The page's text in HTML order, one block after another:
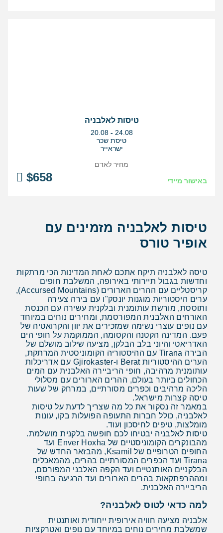
טיסות לאלבניה
בין
התאריכים,
20.08 - 24.08
טיסת שכר
ישראייר
באישור מיידי $658
מחיר לאדם
טיסות לאלבניה מזמינים עם
אופיר טורס
טיסה לאלבניה תיקח אתכם לאחת המדינות הכי מרתקות
וחדשות בגבול תיירותי באירופה, המשלבת חופים
קריסטליים עם ההרים הארורים (Accursed Mountains),
ערים היסטוריות מוגנות יונסק"ו עם בירה צעירה
ותוססת, מורשת עותומנית ובלקנית עשירה עם הכנסת
האורחים האלבנית המפורסמת, ומחירים נוחים במיוחד
עם נופים עוצרי נשימה שמזכירים את יוון והקרואטיה של
פעם. המדינה הקטנה והקסומה, הממוקמת על חופי הים
האדריאטי והיוני בלב הבלקן, מציעה שילוב מושלם של
הבירה Tirana עם ההיסטוריה הקומוניסטית המרתקת,
הערים ההיסטוריות Berat ו-Gjirokaster עם אדריכלות
עותומנית מרהיבה, חופי הריביירה האלבנית עם המים
הכחולים ביותר בעולם, ההרים הארורים עם מסלולי
הליכה מרהיבים וכפרים מסורתיים, במרחק של שעות
טיסה קצרות מישראל.
במאמר זה נסקור את כל מה שצריך לדעת על טיסות
לאלבניה, כולל חברות התעופה הפועלות בקו, עונות
מומלצות, טיפים לחיסכון ועוד.
טיסות לאלבניה יבטיחו לכם חופשה בלקנית מושלמת.
מהבונקרים הקומוניסטיים של Enver Hoxha ועד
החופים הטרופיים של Ksamil, מהבזאר החדש של
Tirana ועד הכפרים המסורתיים בהרים, מהמאכלים
הבלקניים האותנטיים ועד הקפה האלבני המפורסם,
ומההרפתקאות בהרים הארורים ועד הרגיעה בחופי
הריביירה האלבנית.
למה כדאי לטוס לאלבניה?
אלבניה מציעה חוויה אירופית ייחודית ואותנטית
שמשלבת מחירים נוחים במיוחד עם נופים ואטרקציות